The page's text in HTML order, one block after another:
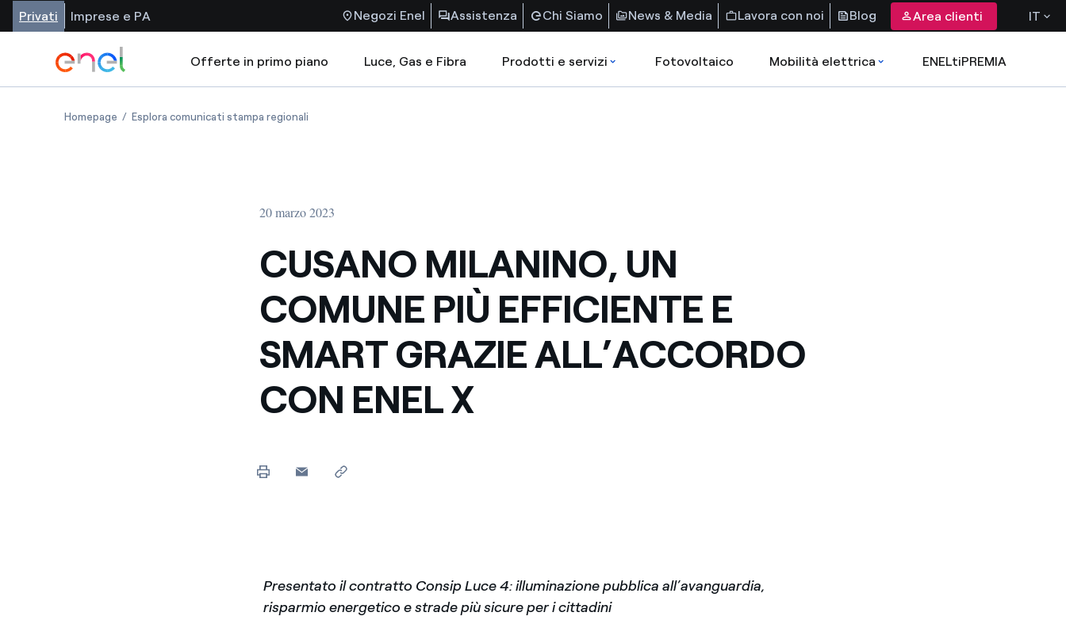
Privati Imprese e PA Negozi Enel Assistenza Chi Siamo News & Media Lavora con noi Blog Area clienti IT
Offerte in primo piano Luce, Gas e Fibra Prodotti e servizi Fotovoltaico Mobilità elettrica ENELtiPREMIA
Homepage Esplora comunicati stampa regionali
20 marzo 2023
CUSANO MILANINO, UN
COMUNE PIÙ EFFICIENTE E
SMART GRAZIE ALL’ACCORDO
CON ENEL X
Presentato il contratto Consip Luce 4: illuminazione pubblica all’avanguardia,
risparmio energetico e strade più sicure per i cittadini